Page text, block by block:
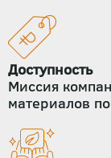
Доступность
Миссия
материалов